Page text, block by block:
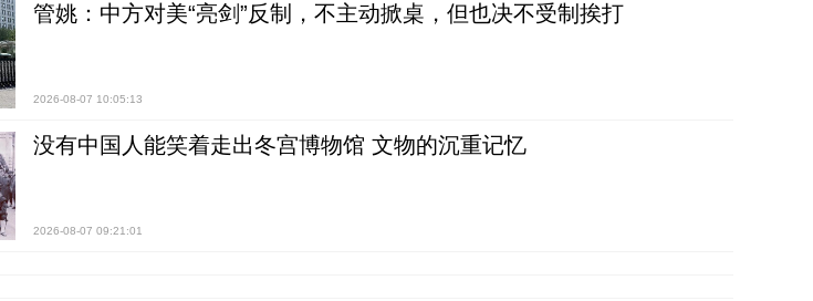
管姚：中方对美“亮剑”反制，不主动掀桌，但也决不受制挨打
2026-08-07 10:05:13
没有中国人能笑着走出冬宫博物馆 文物的沉重记忆
2026-08-07 09:21:01